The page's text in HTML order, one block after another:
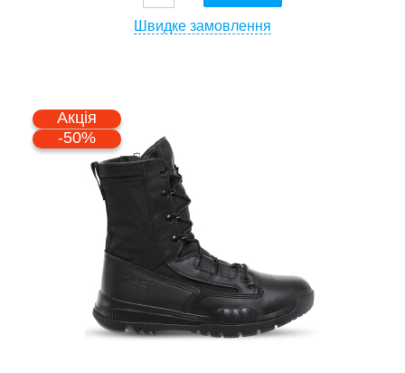
Швидке замовлення
Акція
-50%